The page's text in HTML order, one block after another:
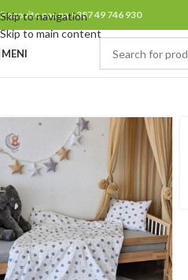
Skip to navigation
Skip to main content
Pozovite nas na +387 49 746 930
MENI